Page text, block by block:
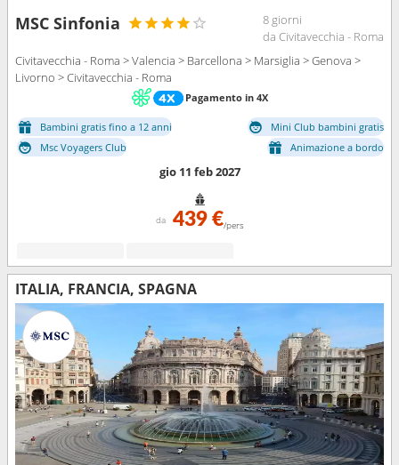
MSC Sinfonia
8 giorni
da Civitavecchia - Roma
Civitavecchia - Roma > Valencia > Barcellona > Marsiglia > Genova >
Livorno > Civitavecchia - Roma
Pagamento in 4X
Bambini gratis fino a 12 anni
Mini Club bambini gratis
Msc Voyagers Club
Animazione a bordo
gio 11 feb 2027
da 439 €/pers
ITALIA, FRANCIA, SPAGNA